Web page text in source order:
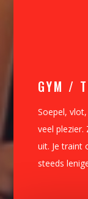
GYM /
Soepel,
veel
uit. Je traint
steeds